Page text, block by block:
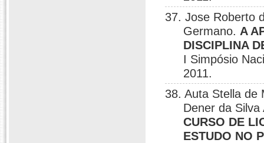
37. Jose Roberto
Germano. A
DISCIPLINA
I Simpósio
2011.
38. Auta Stella de
Dener da
CURSO DE
ESTUDO NO